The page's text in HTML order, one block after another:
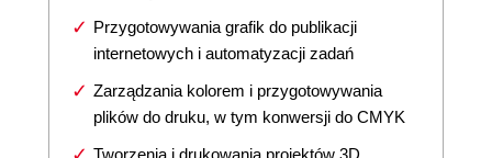
Przygotowywania grafik do publikacji
internetowych i automatyzacji zadań
Zarządzania kolorem i przygotowywania
plików do druku, w tym konwersji do CMYK
Tworzenia i drukowania projektów 3D